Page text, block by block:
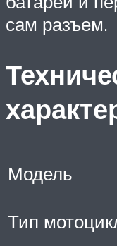
сам разъем.
Модель
Тип